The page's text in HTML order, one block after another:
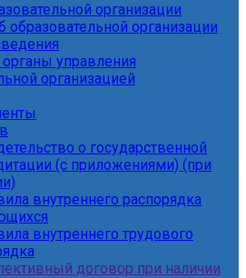
организации
образовательной организации
органы управления
организацией
о государственной
(с приложениями) (при
внутреннего распорядка
внутреннего трудового
договор при наличии